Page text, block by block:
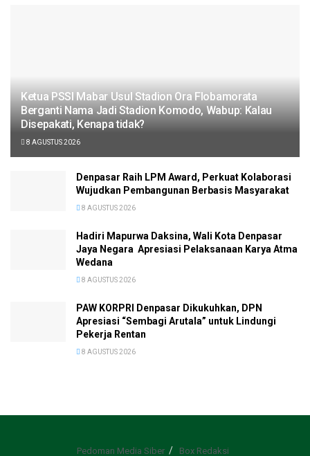
Ketua PSSI Mabar Usul Stadion Ora Flobamorata
Berganti Nama Jadi Stadion Komodo, Wabup: Kalau
Disepakati, Kenapa tidak?
8 AGUSTUS 2026
Denpasar Raih LPM Award, Perkuat Kolaborasi
Wujudkan Pembangunan Berbasis Masyarakat
8 AGUSTUS 2026
Hadiri Mapurwa Daksina, Wali Kota Denpasar
Jaya Negara Apresiasi Pelaksanaan Karya Atma
Wedana
8 AGUSTUS 2026
PAW KORPRI Denpasar Dikukuhkan, DPN
Apresiasi “Sembagi Arutala” untuk Lindungi
Pekerja Rentan
8 AGUSTUS 2026
Pedoman Media Siber Box Redaksi